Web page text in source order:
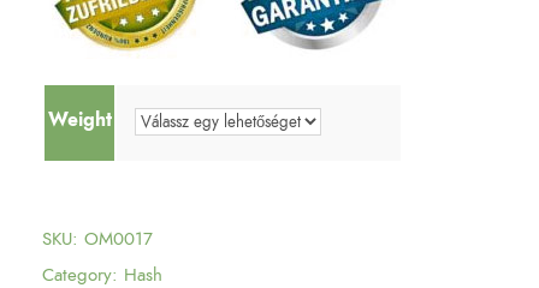
Weight
SKU: OM0017
Category: Hash